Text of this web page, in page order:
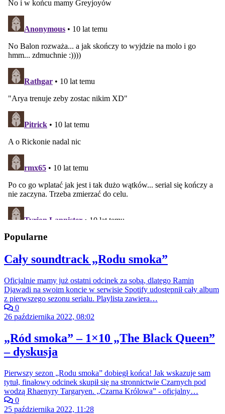
Popularne
Cały soundtrack „Rodu smoka”
Oficjalnie mamy już ostatni odcinek za sobą, dlatego Ramin
Djawadi na swoim koncie w serwisie Spotify udostępnił cały album
z pierwszego sezonu serialu. Playlista zawiera…
0
26 października 2022, 08:02
„Ród smoka” – 1×10 „The Black Queen”
– dyskusja
Pierwszy sezon „Rodu smoka” dobiegł końca! Jak wskazuje sam
tytuł, finałowy odcinek skupił się na stronnictwie Czarnych pod
wodzą Rhaenyry Targaryen. „Czarna Królowa” - oficjalny…
0
25 października 2022, 11:28